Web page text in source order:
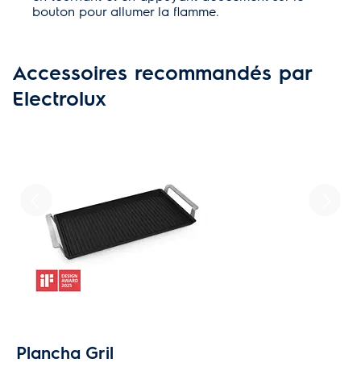
bouton pour allumer la flamme.
Accessoires recommandés par
Electrolux
Plancha Gril